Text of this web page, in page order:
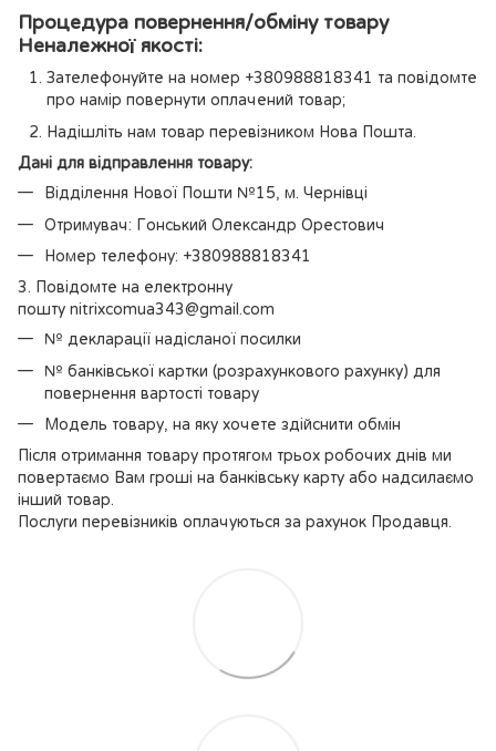
Процедура повернення/обміну товару
Неналежної якості:
Зателефонуйте на номер +380988818341 та повідомте
про намір повернути оплачений товар;
Надішліть нам товар перевізником Нова Пошта.
Дані для відправлення товару:
Відділення Нової Пошти №15, м. Чернівці
Отримувач: Гонський Олександр Орестович
Номер телефону: +380988818341
3. Повідомте на електронну
пошту nitrixcomua343@gmail.com
№ декларації надісланої посилки
№ банківської картки (розрахункового рахунку) для
повернення вартості товару
Модель товару, на яку хочете здійснити обмін
Після отримання товару протягом трьох робочих днів ми
повертаємо Вам гроші на банківську карту або надсилаємо
інший товар.
Послуги перевізників оплачуються за рахунок Продавця.